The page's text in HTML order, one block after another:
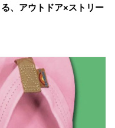
、アウトドア×ストリー